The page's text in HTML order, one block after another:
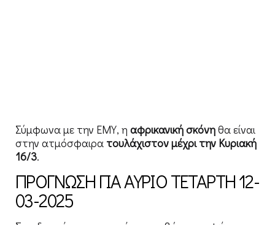
Σύμφωνα με την ΕΜΥ, η αφρικανικήσκόνηθα είναι
στην ατμόσφαιρα τουλάχιστον μέχρι την Κυριακή
16/3.
ΠΡΟΓΝΩΣΗ ΓΙΑ ΑΥΡΙΟ ΤΕΤΑΡΤΗ 12-
03-2025